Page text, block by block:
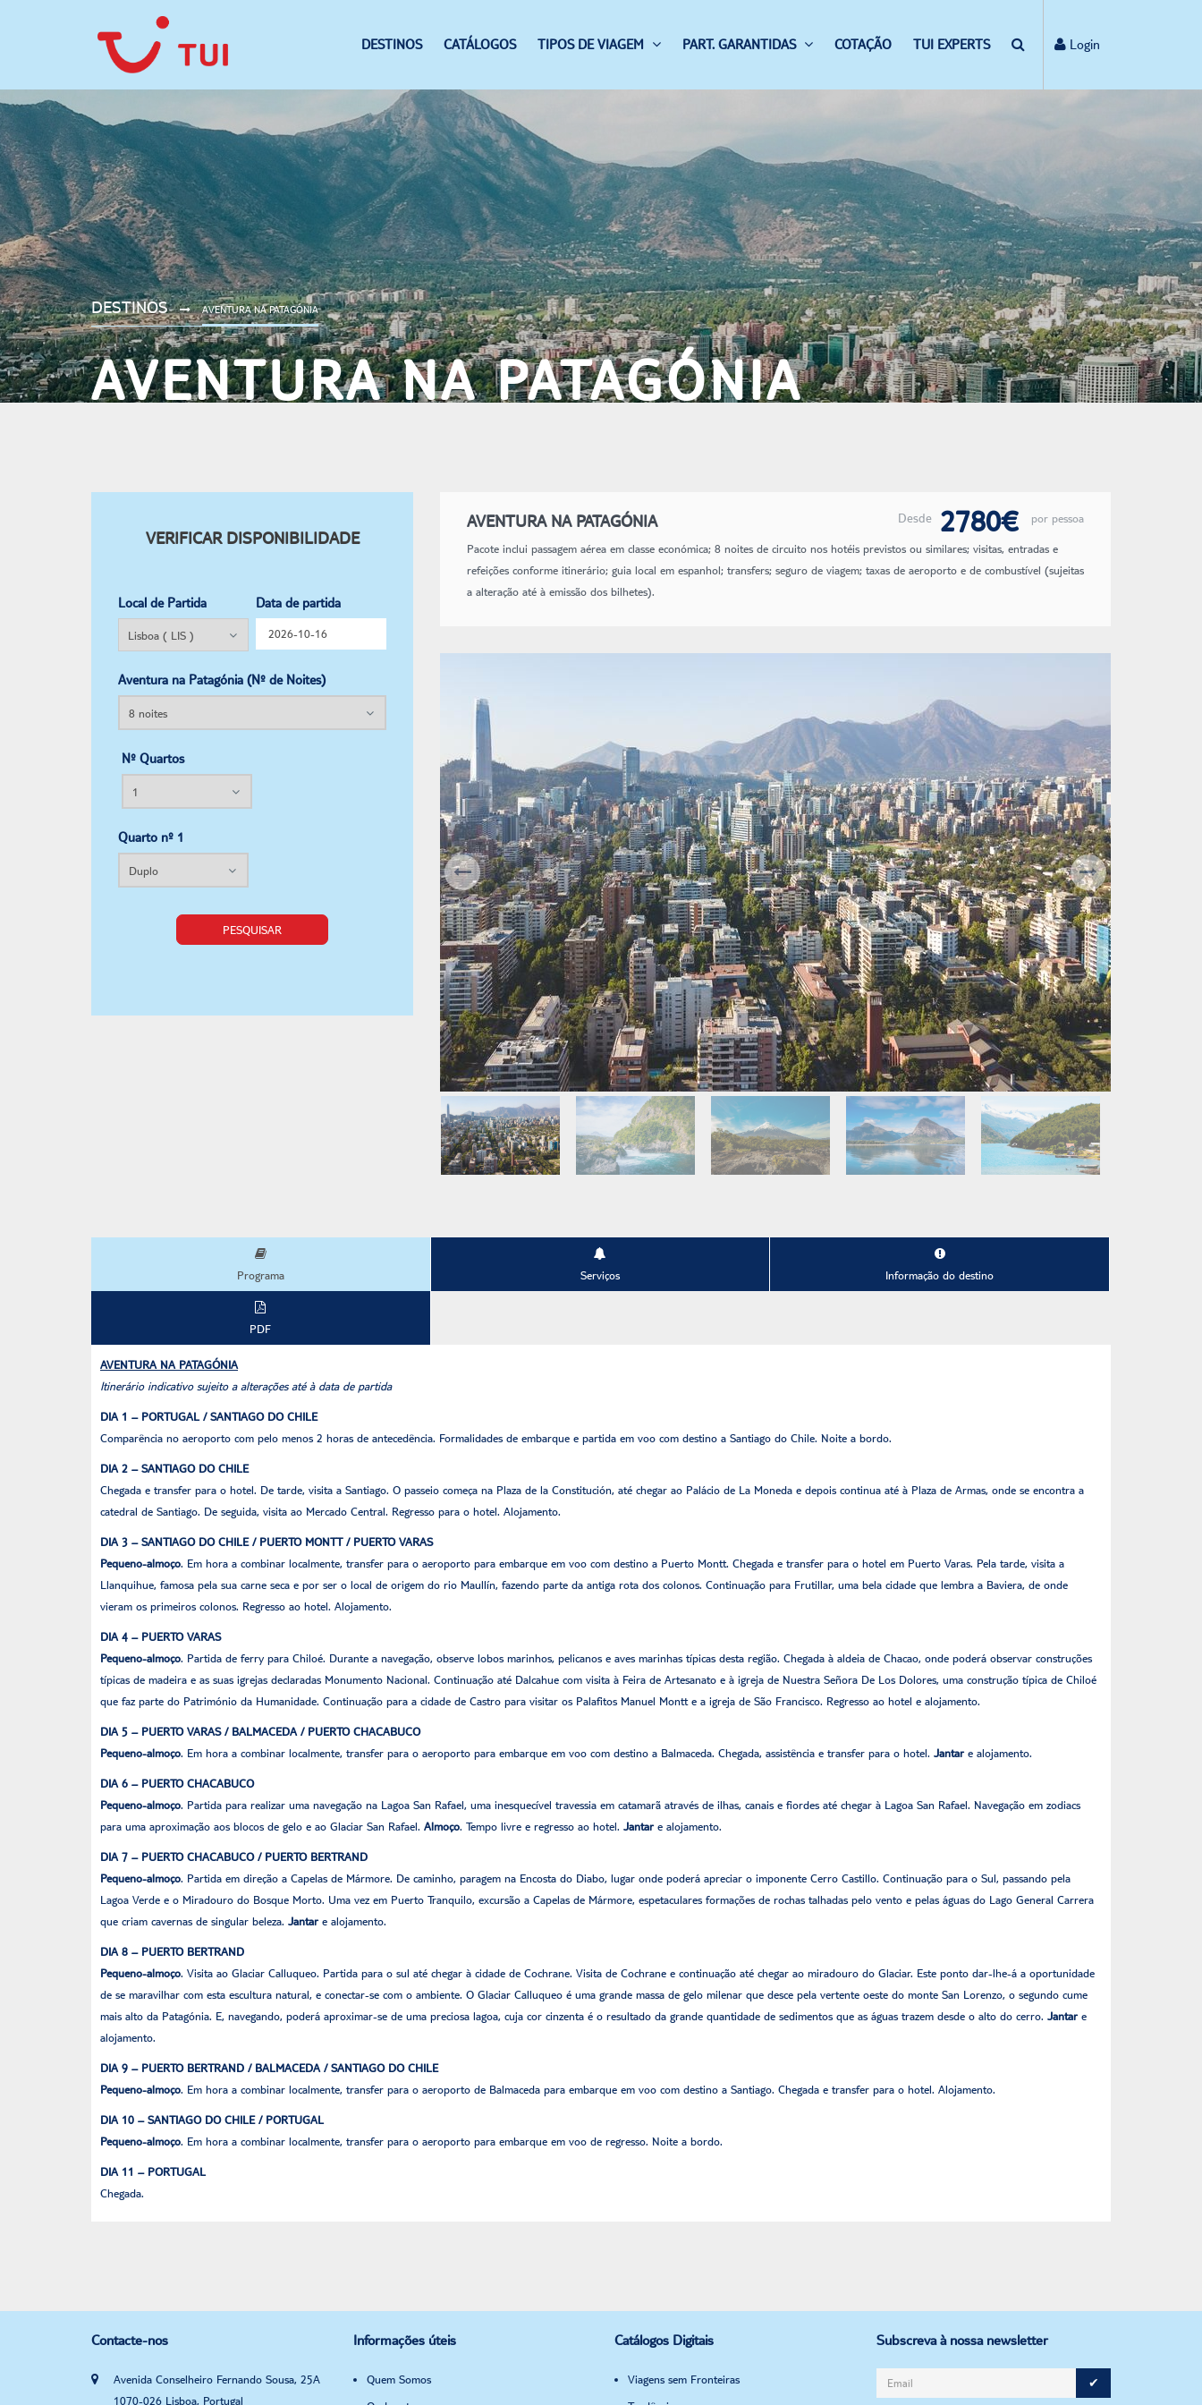
DESTINOS CATÁLOGOS TIPOS DE VIAGEM PART. GARANTIDAS COTAÇÃO TUI EXPERTS Login
DESTINOS AVENTURA NA PATAGÓNIA
AVENTURA NA PATAGÓNIA
AVENTURA NA PATAGÓNIA Desde 2780€ por pessoa
Pacote inclui passagem aérea em classe económica; 8 noites de circuito nos hotéis previstos ou similares; visitas, entradas e
refeições conforme itinerário; guia local em espanhol; transfers; seguro de viagem; taxas de aeroporto e de combustível (sujeitas
a alteração até à emissão dos bilhetes).
VERIFICAR DISPONIBILIDADE
Local de Partida Data de partida
Aventura na Patagónia (Nº de Noites)
Nº Quartos
Quarto nº 1
PESQUISAR
Programa Serviços Informação do destino
PDF
AVENTURA NA PATAGÓNIA
Itinerário indicativo sujeito a alterações até à data de partida
DIA 1 – PORTUGAL / SANTIAGO DO CHILE
Comparência no aeroporto com pelo menos 2 horas de antecedência. Formalidades de embarque e partida em voo com destino a Santiago do Chile. Noite a bordo.
DIA 2 – SANTIAGO DO CHILE
Chegada e transfer para o hotel. De tarde, visita a Santiago. O passeio começa na Plaza de la Constitución, até chegar ao Palácio de La Moneda e depois continua até à Plaza de Armas, onde se encontra a
catedral de Santiago. De seguida, visita ao Mercado Central. Regresso para o hotel. Alojamento.
DIA 3 – SANTIAGO DO CHILE / PUERTO MONTT / PUERTO VARAS
Pequeno-almoço. Em hora a combinar localmente, transfer para o aeroporto para embarque em voo com destino a Puerto Montt. Chegada e transfer para o hotel em Puerto Varas. Pela tarde, visita a
Llanquihue, famosa pela sua carne seca e por ser o local de origem do rio Maullín, fazendo parte da antiga rota dos colonos. Continuação para Frutillar, uma bela cidade que lembra a Baviera, de onde
vieram os primeiros colonos. Regresso ao hotel. Alojamento.
DIA 4 – PUERTO VARAS
Pequeno-almoço. Partida de ferry para Chiloé. Durante a navegação, observe lobos marinhos, pelicanos e aves marinhas típicas desta região. Chegada à aldeia de Chacao, onde poderá observar construções
típicas de madeira e as suas igrejas declaradas Monumento Nacional. Continuação até Dalcahue com visita à Feira de Artesanato e à igreja de Nuestra Señora De Los Dolores, uma construção típica de Chiloé
que faz parte do Património da Humanidade. Continuação para a cidade de Castro para visitar os Palafitos Manuel Montt e a igreja de São Francisco. Regresso ao hotel e alojamento.
DIA 5 – PUERTO VARAS / BALMACEDA / PUERTO CHACABUCO
Pequeno-almoço. Em hora a combinar localmente, transfer para o aeroporto para embarque em voo com destino a Balmaceda. Chegada, assistência e transfer para o hotel. Jantare alojamento.
DIA 6 – PUERTO CHACABUCO
Pequeno-almoço. Partida para realizar uma navegação na Lagoa San Rafael, uma inesquecível travessia em catamarã através de ilhas, canais e fiordes até chegar à Lagoa San Rafael. Navegação em zodiacs
para uma aproximação aos blocos de gelo e ao Glaciar San Rafael. Almoço. Tempo livre e regresso ao hotel. Jantare alojamento.
DIA 7 – PUERTO CHACABUCO / PUERTO BERTRAND
Pequeno-almoço. Partida em direção a Capelas de Mármore. De caminho, paragem na Encosta do Diabo, lugar onde poderá apreciar o imponente Cerro Castillo. Continuação para o Sul, passando pela
Lagoa Verde e o Miradouro do Bosque Morto. Uma vez em Puerto Tranquilo, excursão a Capelas de Mármore, espetaculares formações de rochas talhadas pelo vento e pelas águas do Lago General Carrera
que criam cavernas de singular beleza. Jantare alojamento.
DIA 8 – PUERTO BERTRAND
Pequeno-almoço. Visita ao Glaciar Calluqueo. Partida para o sul até chegar à cidade de Cochrane. Visita de Cochrane e continuação até chegar ao miradouro do Glaciar. Este ponto dar-lhe-á a oportunidade
de se maravilhar com esta escultura natural, e conectar-se com o ambiente. O Glaciar Calluqueo é uma grande massa de gelo milenar que desce pela vertente oeste do monte San Lorenzo, o segundo cume
mais alto da Patagónia. E, navegando, poderá aproximar-se de uma preciosa lagoa, cuja cor cinzenta é o resultado da grande quantidade de sedimentos que as águas trazem desde o alto do cerro. Jantare
alojamento.
DIA 9 – PUERTO BERTRAND / BALMACEDA / SANTIAGO DO CHILE
Pequeno-almoço. Em hora a combinar localmente, transfer para o aeroporto de Balmaceda para embarque em voo com destino a Santiago. Chegada e transfer para o hotel. Alojamento.
DIA 10 – SANTIAGO DO CHILE / PORTUGAL
Pequeno-almoço. Em hora a combinar localmente, transfer para o aeroporto para embarque em voo de regresso. Noite a bordo.
DIA 11 – PORTUGAL
Chegada.
Contacte-nos
Avenida Conselheiro Fernando Sousa, 25A
1070-026 Lisboa, Portugal
Informações úteis
Quem Somos
Catálogos Digitais
Viagens sem Fronteiras
Subscreva à nossa newsletter
✔